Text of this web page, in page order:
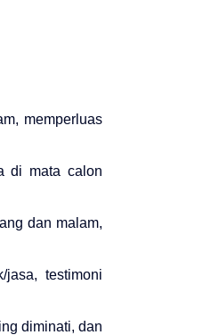
memperluas
di mata calon
dan malam,
testimoni
diminati, dan